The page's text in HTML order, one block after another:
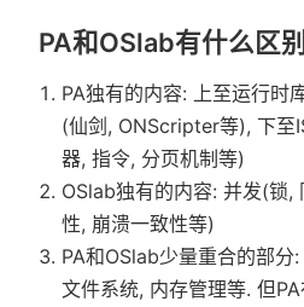
PA和OSlab有什么区
PA独有的内容: 上至运行时
(仙剑, ONScripter等), 下至
器, 指令, 分页机制等)
OSlab独有的内容: 并发(锁,
性, 崩溃一致性等)
PA和OSlab少量重合的部分
文件系统, 内存管理等. 但